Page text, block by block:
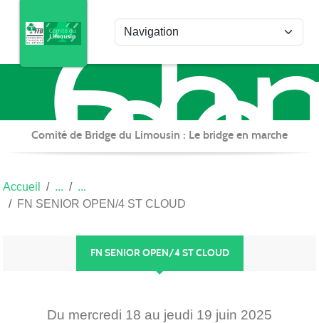
de
du
Comité de Bridge du Limousin : Le bridge en marche
Accueil
FN SENIOR OPEN/4 ST CLOUD
FN SENIOR OPEN/4 ST CLOUD
Du mercredi 18 au jeudi 19 juin 2025